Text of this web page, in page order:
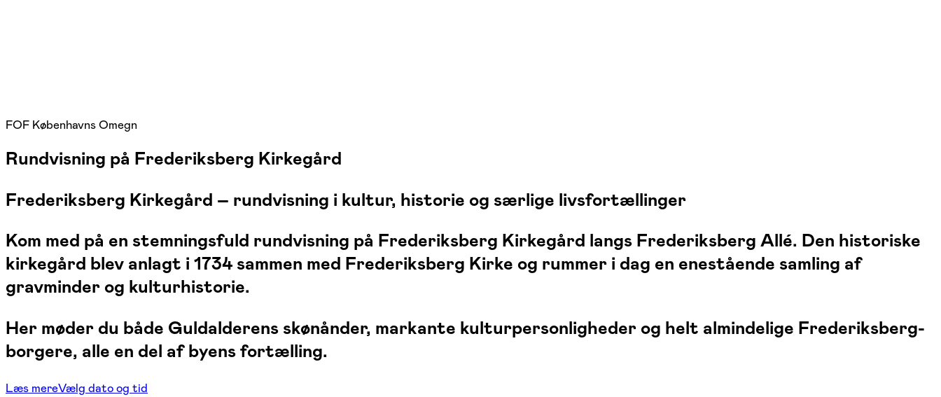
FOF Københavns Omegn
Rundvisning på Frederiksberg Kirkegård
Frederiksberg Kirkegård – rundvisning i kultur, historie og særlige livsfortællinger
Kom med på en stemningsfuld rundvisning på Frederiksberg Kirkegård langs Frederiksberg Allé. Den historiske
kirkegård blev anlagt i 1734 sammen med Frederiksberg Kirke og rummer i dag en enestående samling af
gravminder og kulturhistorie.
Her møder du både Guldalderens skønånder, markante kulturpersonligheder og helt almindelige Frederiksberg-
borgere, alle en del af byens fortælling.
Læs mereVælg dato og tid